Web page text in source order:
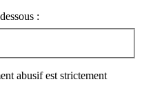
:
abusif est strictement